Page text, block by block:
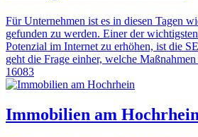
Für Unternehmen ist es in diesen Tagen
gefunden zu werden. Einer der
Potenzial im Internet zu erhöhen, ist die
geht die Frage einher, welche
16083
Immobilien am Hochrhein